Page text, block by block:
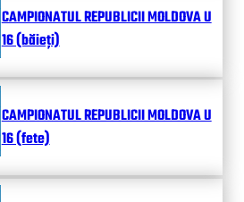
CAMPIONATUL REPUBLICII MOLDOVA U
16 (băieți)
CAMPIONATUL REPUBLICII MOLDOVA U
16 (fete)